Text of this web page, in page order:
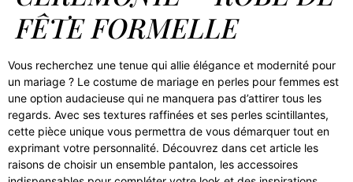
FÊTE FORMELLE
Vous recherchez une tenue qui allie élégance et modernité pour
un mariage ? Le costume de mariage en perles pour femmes est
une option audacieuse qui ne manquera pas d’attirer tous les
regards. Avec ses textures raffinées et ses perles scintillantes,
cette pièce unique vous permettra de vous démarquer tout en
exprimant votre personnalité. Découvrez dans cet article les
raisons de choisir un ensemble pantalon, les accessoires